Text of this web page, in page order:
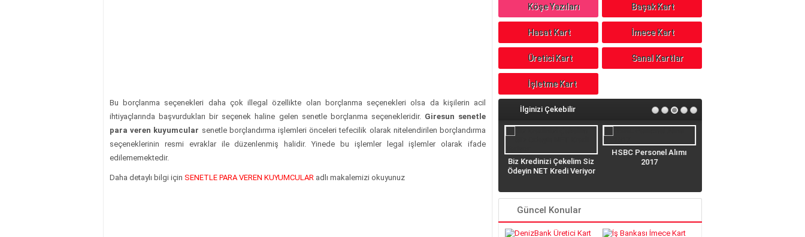
Bu borçlanma seçenekleri daha çok illegal özellikte olan borçlanma seçenekleri olsa da kişilerin acil
ihtiyaçlarında başvurdukları bir seçenek haline gelen senetle borçlanma seçenekleridir. Giresun senetle
para veren kuyumcular senetle borçlandırma işlemleri önceleri tefecilik olarak nitelendirilen borçlandırma
seçeneklerinin resmi evraklar ile düzenlenmiş halidir. Yinede bu işlemler legal işlemler olarak ifade
edilememektedir.
Daha detaylı bilgi için SENETLE PARA VEREN KUYUMCULAR adlı makalemizi okuyunuz
Köşe Yazıları Başak Kart
Hasat Kart İmece Kart
Üretici Kart Sanal Kartlar
İşletme Kart
İlginizi Çekebilir
Katar İşçi Maaşları
Bankalar Hangileri?
Biz Kredinizi Çekelim Siz
Ödeyin NET Kredi Veriyor
HSBC Personel Alımı
2017
Güncel Konular